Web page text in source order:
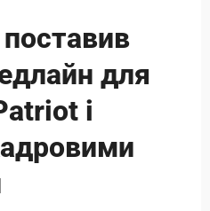
для
і